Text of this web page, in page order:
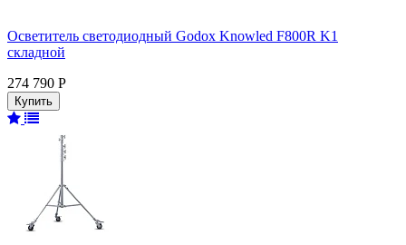
Осветитель светодиодный Godox Knowled F800R K1
складной
274 790 Р